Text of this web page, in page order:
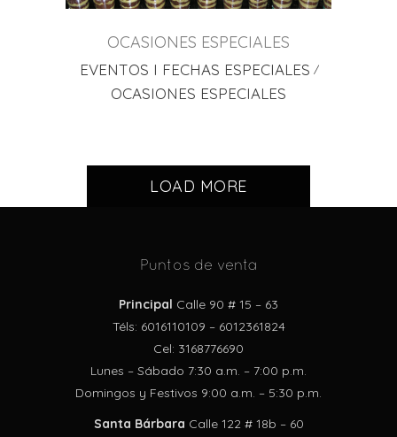
OCASIONES ESPECIALES
EVENTOS I FECHAS ESPECIALES
OCASIONES ESPECIALES
LOAD MORE
Puntos de venta
Principal Calle 90 # 15 – 63
Téls: 6016110109 – 6012361824
Cel: 3168776690
Lunes – Sábado 7:30 a.m. – 7:00 p.m.
Domingos y Festivos 9:00 a.m. – 5:30 p.m.
Santa Bárbara Calle 122 # 18b – 60